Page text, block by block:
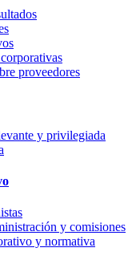
proveedores
y privilegiada
y comisiones
y normativa